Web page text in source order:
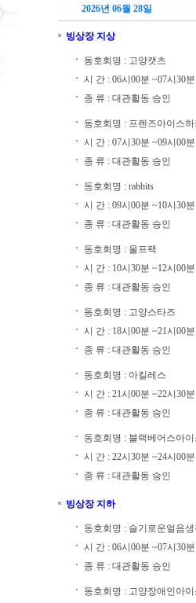
2026년 06월 28일
빙상장 지상
동호회명 : 고양캣츠
시 간 : 06시00분 ~07시30분
종 류 : 대관활동 승인
동호회명 : 프렌즈아이스
시 간 : 07시30분 ~09시00분
종 류 : 대관활동 승인
동호회명 : rabbits
시 간 : 09시00분 ~10시30분
종 류 : 대관활동 승인
동호회명 : 울프팩
시 간 : 10시30분 ~12시00분
종 류 : 대관활동 승인
동호회명 : 고양스타즈
시 간 : 18시00분 ~21시00분
종 류 : 대관활동 승인
동호회명 : 아킬레스
시 간 : 21시00분 ~22시30분
종 류 : 대관활동 승인
동호회명 : 블랙베어스아
시 간 : 22시30분 ~24시00분
종 류 : 대관활동 승인
빙상장 지하
동호회명 : 슬기로운얼음
시 간 : 06시00분 ~07시30분
종 류 : 대관활동 승인
동호회명 : 고양장애인아